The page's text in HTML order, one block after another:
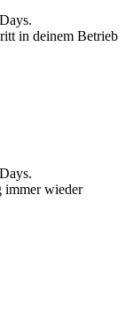
in deinem Betrieb
immer wieder